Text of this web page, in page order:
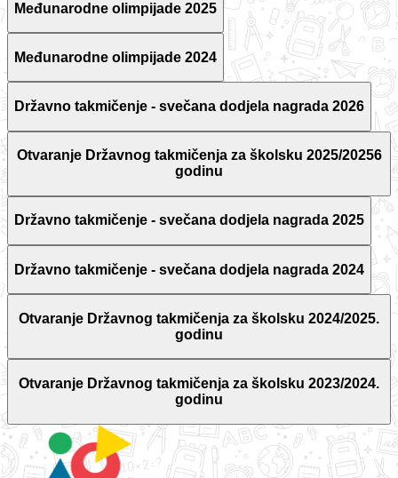
Međunarodne olimpijade 2025
Međunarodne olimpijade 2024
Državno takmičenje - svečana dodjela nagrada 2026
Otvaranje Državnog takmičenja za školsku 2025/20256
godinu
Državno takmičenje - svečana dodjela nagrada 2025
Državno takmičenje - svečana dodjela nagrada 2024
Otvaranje Državnog takmičenja za školsku 2024/2025.
godinu
Otvaranje Državnog takmičenja za školsku 2023/2024.
godinu